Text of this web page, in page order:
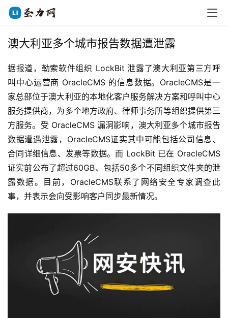
澳大利亚多个城市报告数据遭泄露
据报道，勒索软件组织 LockBit 泄露了澳大利亚第三方呼
叫中心运营商 OracleCMS 的信息数据。OracleCMS是一
家总部位于澳大利亚的本地化客户服务解决方案和呼叫中心
服务提供商，为多个地方政府、律师事务所等组织提供第三
方服务。受 OracleCMS 漏洞影响，澳大利亚多个城市报告
数据遭遇泄露，OracleCMS证实其中可能包括公司信息、
合同详细信息、发票等数据。而 LockBit 已在 OracleCMS
证实前公布了超过60GB、包括50多个不同组织文件夹的泄
露数据。目前，OracleCMS联系了网络安全专家调查此
事，并表示会向受影响客户同步最新情况。